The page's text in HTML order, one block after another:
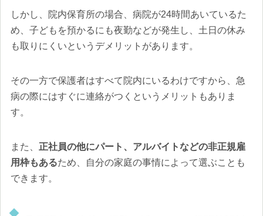
しかし、院内保育所の場合、病院が24時間あいているた
め、子どもを預かるにも夜勤などが発生し、土日の休み
も取りにくいというデメリットがあります。
その一方で保護者はすべて院内にいるわけですから、急
病の際にはすぐに連絡がつくというメリットもありま
す。
また、 正社員の他にパート、アルバイトなどの非正規雇
用枠もあるため、自分の家庭の事情によって選ぶことも
できます。